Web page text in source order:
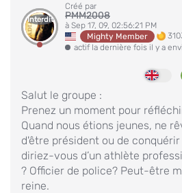
Interdit
Créé par
PMM2008
à Sep 17, 09, 02:56:21 PM
Mighty Member
actif la dernière fois il y a
Salut le groupe :
Prenez un moment pour
Quand nous étions jeunes, ne
d'être président ou de
diriez-vous d’un athlète
? Officier de police? Peut-être
reine.